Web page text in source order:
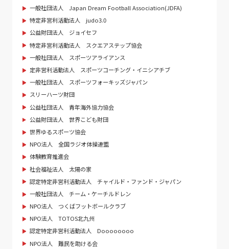
一般社団法人 Japan Dream Football Association(JDFA)
特定非営利活動法人 judo3.0
公益財団法人 ジョイセフ
特定非営利活動法人 スクエアステップ協会
一般社団法人 スポーツアライアンス
定非営利活動法人 スポーツコーチング・イニシアチブ
一般社団法人 スポーツフォーキッズジャパン
スリーハーツ財団
公益社団法人 青年海外協力協会
公益財団法人 世界こども財団
世界ゆるスポーツ協会
NPO法人 全国ラジオ体操連盟
体験教育推進会
社会福祉法人 太陽の家
認定特定非営利活動法人 チャイルド・ファンド・ジャパン
一般社団法人 チーム・ケーチルドレン
NPO法人 つくばフットボールクラブ
NPO法人 TOTOS北九州
認定特定非営利活動法人 Doooooooo
NPO法人 難民を助ける会